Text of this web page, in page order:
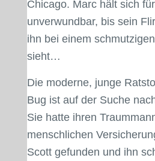
Chicago. Marc hält sich für
unverwundbar, bis sein
ihn bei einem
sieht…
Die moderne, junge
Bug ist auf der Suche
Sie hatte ihren
menschlichen
Scott gefunden und ihn